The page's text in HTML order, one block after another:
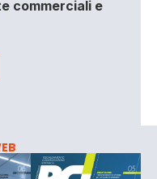
commerciali e